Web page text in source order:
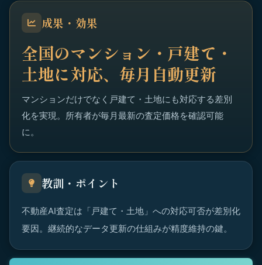
成果・効果
全国のマンション・戸建て・
土地に対応、毎月自動更新
マンションだけでなく戸建て・土地にも対応する差別
化を実現。所有者が毎月最新の査定価格を確認可能
に。
教訓・ポイント
不動産AI査定は「戸建て・土地」への対応可否が差別化
要因。継続的なデータ更新の仕組みが精度維持の鍵。